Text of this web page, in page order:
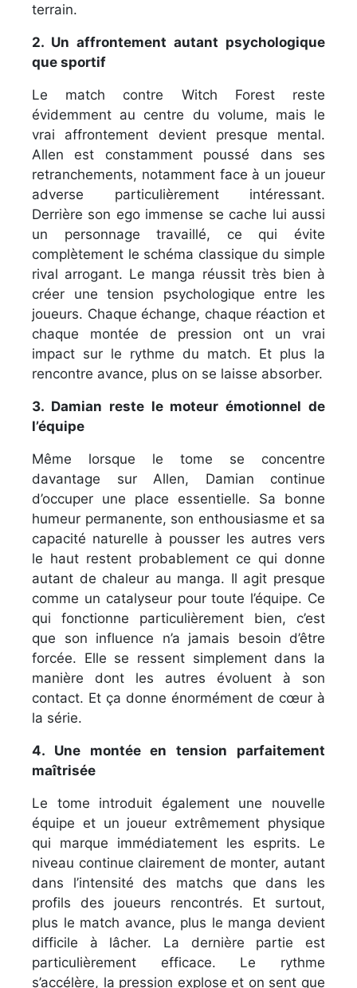
terrain.
2. Un affrontement autant psychologique
que sportif
Le match contre Witch Forest reste
évidemment au centre du volume, mais le
vrai affrontement devient presque mental.
Allen est constamment poussé dans ses
retranchements, notamment face à un joueur
adverse particulièrement intéressant.
Derrière son ego immense se cache lui aussi
un personnage travaillé, ce qui évite
complètement le schéma classique du simple
rival arrogant. Le manga réussit très bien à
créer une tension psychologique entre les
joueurs. Chaque échange, chaque réaction et
chaque montée de pression ont un vrai
impact sur le rythme du match. Et plus la
rencontre avance, plus on se laisse absorber.
3. Damian reste le moteur émotionnel de
l’équipe
Même lorsque le tome se concentre
davantage sur Allen, Damian continue
d’occuper une place essentielle. Sa bonne
humeur permanente, son enthousiasme et sa
capacité naturelle à pousser les autres vers
le haut restent probablement ce qui donne
autant de chaleur au manga. Il agit presque
comme un catalyseur pour toute l’équipe. Ce
qui fonctionne particulièrement bien, c’est
que son influence n’a jamais besoin d’être
forcée. Elle se ressent simplement dans la
manière dont les autres évoluent à son
contact. Et ça donne énormément de cœur à
la série.
4. Une montée en tension parfaitement
maîtrisée
Le tome introduit également une nouvelle
équipe et un joueur extrêmement physique
qui marque immédiatement les esprits. Le
niveau continue clairement de monter, autant
dans l’intensité des matchs que dans les
profils des joueurs rencontrés. Et surtout,
plus le match avance, plus le manga devient
difficile à lâcher. La dernière partie est
particulièrement efficace. Le rythme
s’accélère, la pression explose et on sent que